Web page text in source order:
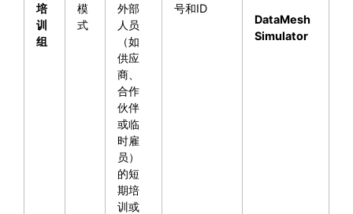
培
训
组
模
式
外部
人员
（如
供应
商、
合作
伙伴
或临
时雇
员）
的短
期培
训或
号和ID
DataMesh
Simulator